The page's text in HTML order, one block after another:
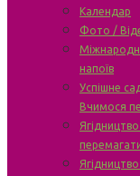
Календар
Фото /
напоїв
Успішне
Вчимося
Ягідництво